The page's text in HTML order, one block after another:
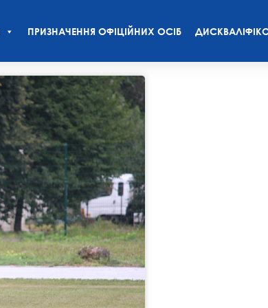
ПРИЗНАЧЕННЯ ОФІЦІЙНИХ ОСІБ